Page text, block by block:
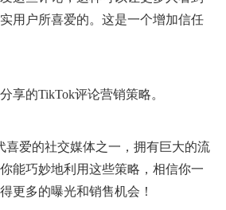
用户所喜爱的。这是一个增加信任
享的TikTok评论营销策略。
喜爱的社交媒体之一，拥有巨大的流
能巧妙地利用这些策略，相信你一
更多的曝光和销售机会！